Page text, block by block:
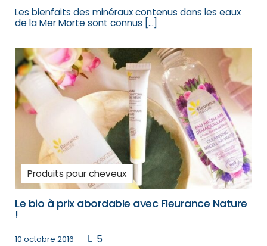
Les bienfaits des minéraux contenus dans les eaux
de la Mer Morte sont connus […]
Produits pour cheveux
Le bio à prix abordable avec Fleurance Nature
!
10 octobre 2016
5